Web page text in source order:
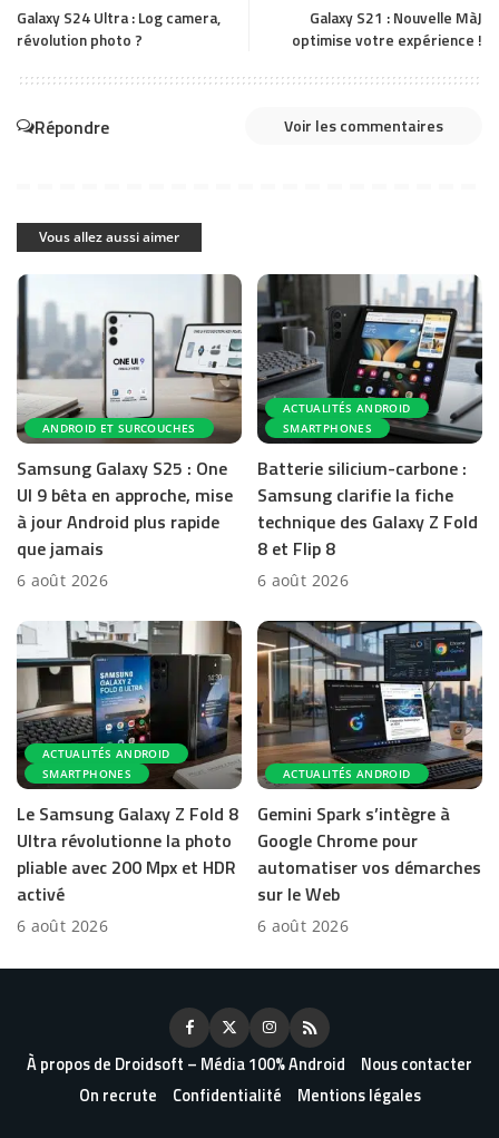
Galaxy S24 Ultra : Log camera,
révolution photo ?
Galaxy S21 : Nouvelle MàJ
optimise votre expérience !
Répondre Voir les commentaires
Vous allez aussi aimer
ANDROID ET SURCOUCHES
Samsung Galaxy S25 : One
UI 9 bêta en approche, mise
à jour Android plus rapide
que jamais
6 août 2026
ACTUALITÉS ANDROID
SMARTPHONES
Batterie silicium-carbone :
Samsung clarifie la fiche
technique des Galaxy Z Fold
8 et Flip 8
6 août 2026
ACTUALITÉS ANDROID
SMARTPHONES
Le Samsung Galaxy Z Fold 8
Ultra révolutionne la photo
pliable avec 200 Mpx et HDR
activé
6 août 2026
ACTUALITÉS ANDROID
Gemini Spark s’intègre à
Google Chrome pour
automatiser vos démarches
sur le Web
6 août 2026
À propos de Droidsoft – Média 100% Android
Nous contacter
On recrute
Confidentialité Mentions légales